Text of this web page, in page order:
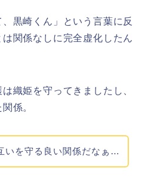
黒崎くん」という言葉に反
関係なしに完全虚化したん
織姫を守ってきましたし、
係。
いを守る良い関係だなぁ…